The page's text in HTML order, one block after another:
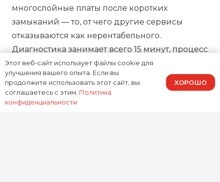
многослойные платы после коротких
замыканий — то, от чего другие сервисы
отказываются как нерентабельного.
Диагностика занимает всего 15 минут, процесс
ремонта можно отслеживать онлайн, а на все
работы предоставляем зафиксированную в
договоре гарантию, подтверждая нашу
ответственность за результат.
Этот веб-сайт использует файлы cookie для
улучшения вашего опыта. Если вы
продолжите использовать этот сайт, вы
соглашаетесь с этим. Политика
конфиденциальности
ХОРОШО